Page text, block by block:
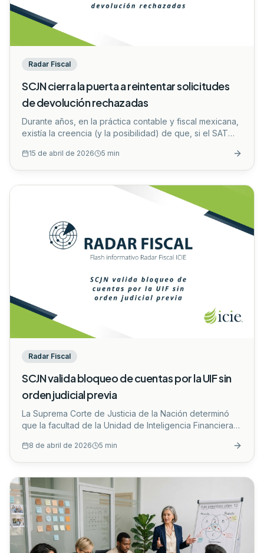
Radar Fiscal
SCJN cierra la puerta a reintentar solicitudes
de devolución rechazadas
Durante años, en la práctica contable y fiscal mexicana,
existía la creencia (y la posibilidad) de que, si el SAT
forma o falta de documentación, el contribuyente podía
simplemente "corregir" y presentar una nueva solicitud.
(SCJN) ha emitido un criterio que cambia las reglas del
15 de abril de 2026 5 min
Radar Fiscal
SCJN valida bloqueo de cuentas por la UIF sin
orden judicial previa
La Suprema Corte de Justicia de la Nación determinó
que la facultad de la Unidad de Inteligencia Financiera
previa es constitucional, siempre que existan indicios de
operaciones con recursos de procedencia ilícita o
8 de abril de 2026 5 min